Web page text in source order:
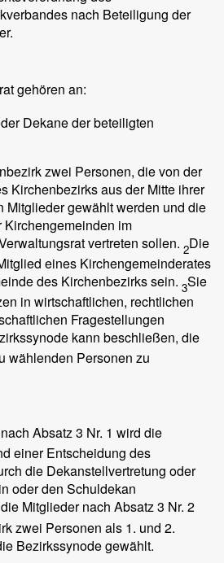
nach Beteiligung der
gehören an:
Dekane der beteiligten
zwei Personen, die von der
Kirchenbezirks aus der Mitte ihrer
Mitglieder gewählt werden und die
Kirchengemeinden im
vertreten sollen. 2Die
eines Kirchengemeinderates
des Kirchenbezirks sein. 3Sie
in wirtschaftlichen, rechtlichen
Fragestellungen
kann beschließen, die
wählenden Personen zu
Absatz 3 Nr. 1 wird die
einer Entscheidung des
die Dekanstellvertretung oder
oder den Schuldekan
Mitglieder nach Absatz 3 Nr. 2
zwei Personen als 1. und 2.
Bezirkssynode gewählt.